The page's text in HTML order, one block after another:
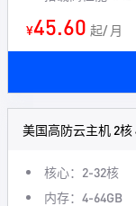
¥45.60 起/ 月
美国高防云主机 2核
核心：2-32核
内存：4-64GB